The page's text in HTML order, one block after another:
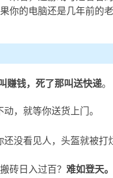
你的电脑还是几年前的
赚钱，死了那叫送快递
，就等你送货上门。
没看见人，头盔就被打
砖日入过百？ 难如登天。